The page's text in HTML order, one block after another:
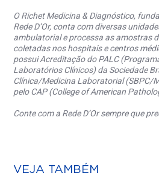
O Richet Medicina & Diagnóstico,
Rede D’Or, conta com diversas
ambulatorial e processa as amostras
coletadas nos hospitais e centros
possui Acreditação do PALC
Laboratórios Clínicos) da Sociedade
Clínica/Medicina Laboratorial (SBPC/
pelo CAP (College of American
Conte com a Rede D’Or sempre que
VEJA TAMBÉM